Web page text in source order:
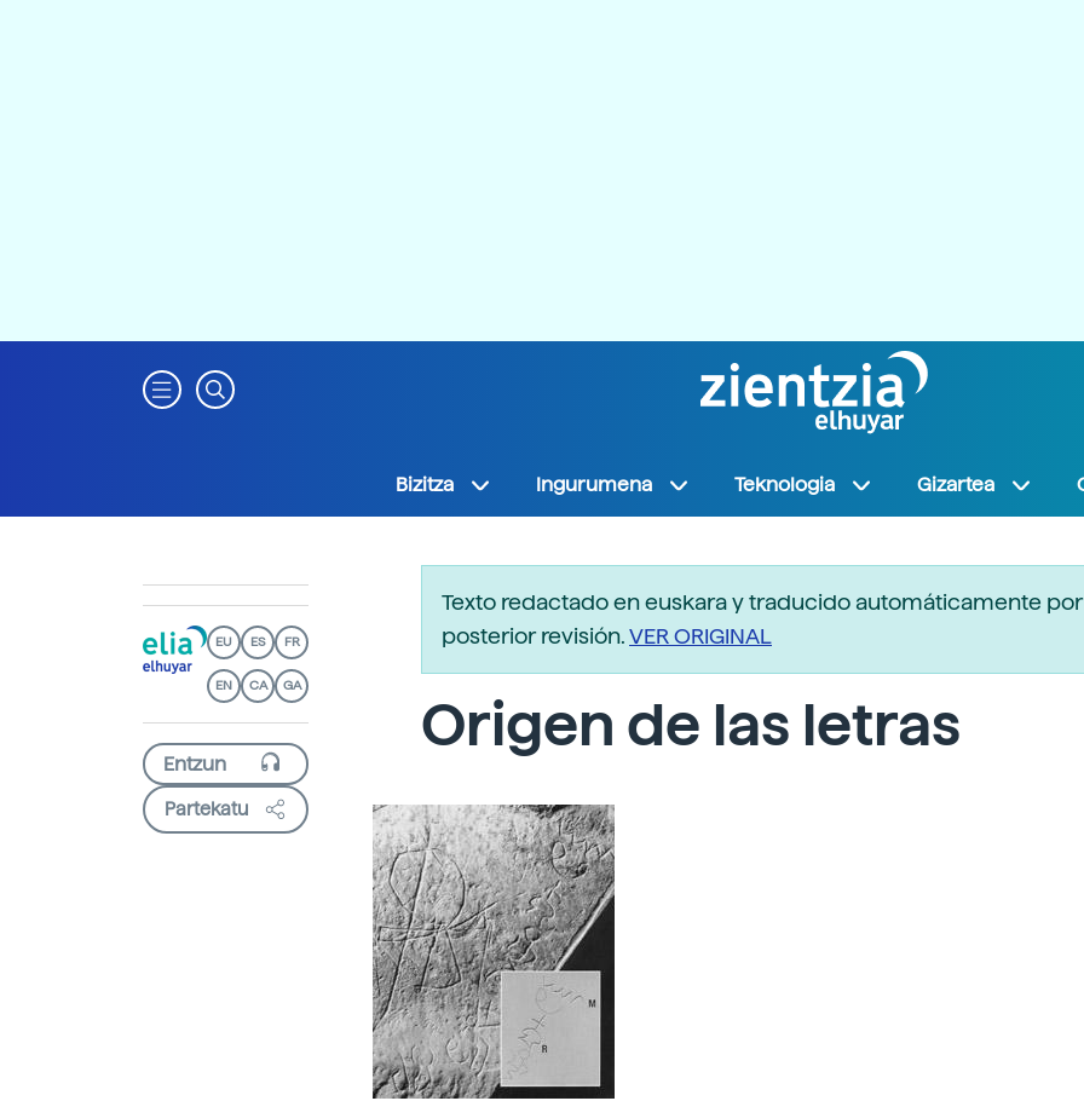
Bizitza Ingurumena Teknologia Gizartea
EU ES FR
EN CA GA
Partekatu
Texto redactado en euskara y traducido automáticamente por
posterior revisión.VER ORIGINAL
Origen de las letras